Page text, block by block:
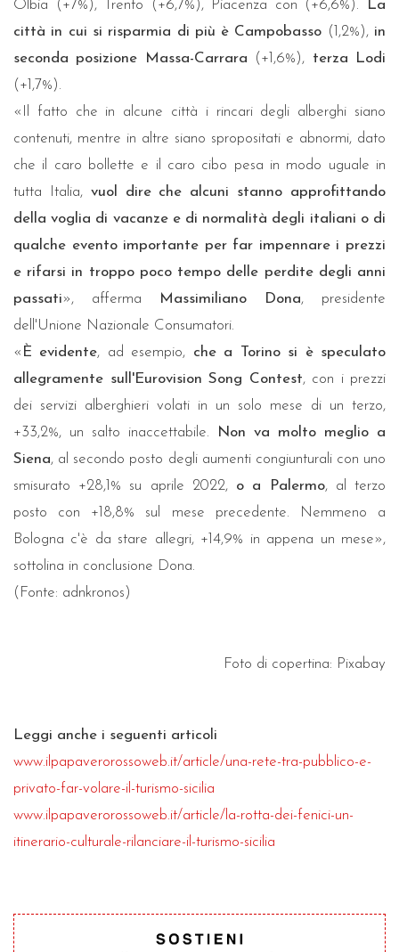
Olbia (+7%), Trento (+6,7%), Piacenza con (+6,6%).
La
città in cui si risparmia di più è Campobasso (1,2%), in
seconda posizione Massa-Carrara (+1,6%), terza Lodi
(+1,7%).
«Il fatto che in alcune città i rincari degli alberghi siano
contenuti, mentre in altre siano spropositati e abnormi, dato
che il caro bollette e il caro cibo pesa in modo uguale in
tutta Italia, vuol dire che alcuni stanno approfittando
della voglia di vacanze e di normalità degli italiani o di
qualche evento importante per far impennare i prezzi
e rifarsi in troppo poco tempo delle perdite degli anni
passati», afferma Massimiliano Dona, presidente
dell'Unione Nazionale Consumatori.
« È evidente, ad esempio, che a Torino si è speculato
allegramente sull'Eurovision Song Contest, con i prezzi
dei servizi alberghieri volati in un solo mese di un terzo,
+33,2%, un salto inaccettabile.
Non va molto meglio a
Siena, al secondo posto degli aumenti congiunturali con uno
smisurato +28,1% su aprile 2022, o a Palermo, al terzo
posto con +18,8% sul mese precedente. Nemmeno a
Bologna c'è da stare allegri, +14,9% in appena un mese»,
sottolina in conclusione Dona.
(Fonte: adnkronos)
Foto di copertina: Pixabay
Leggi anche i seguenti articoli
www.ilpapaverorossoweb.it/article/una-rete-tra-pubblico-e-
privato-far-volare-il-turismo-sicilia
www.ilpapaverorossoweb.it/article/la-rotta-dei-fenici-un-
itinerario-culturale-rilanciare-il-turismo-sicilia